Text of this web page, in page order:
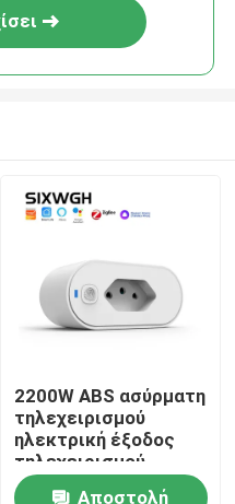
2200W ABS ασύρματη
τηλεχειρισμού
ηλεκτρική έξοδος
τηλεχειρισμού
υποδοχών άσπρη
Αποστολή